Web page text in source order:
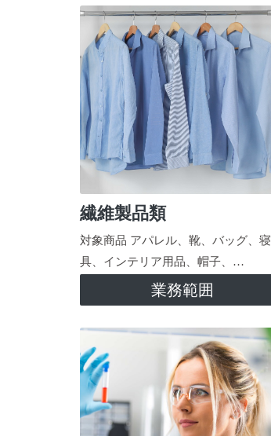
繊維製品類
対象商品 アパレル、靴、バッグ、寝
具、インテリア用品、帽子、…
業務範囲